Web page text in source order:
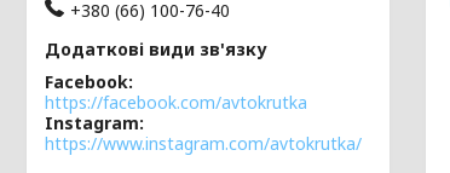
+380 (66) 100-76-40
Facebook
https://facebook.com/avtokrutka
Instagram
https://www.instagram.com/avtokrutka/